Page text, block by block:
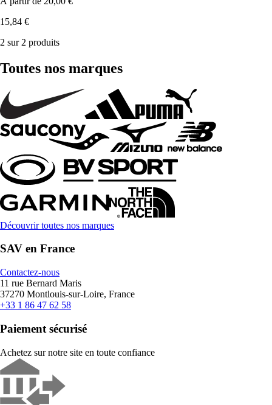
15,84 €
2 sur 2 produits
Toutes nos marques
Découvrir toutes nos marques
SAV en France
Contactez-nous
11 rue Bernard Maris
37270 Montlouis-sur-Loire, France
+33 1 86 47 62 58
Paiement sécurisé
Achetez sur notre site en toute confiance